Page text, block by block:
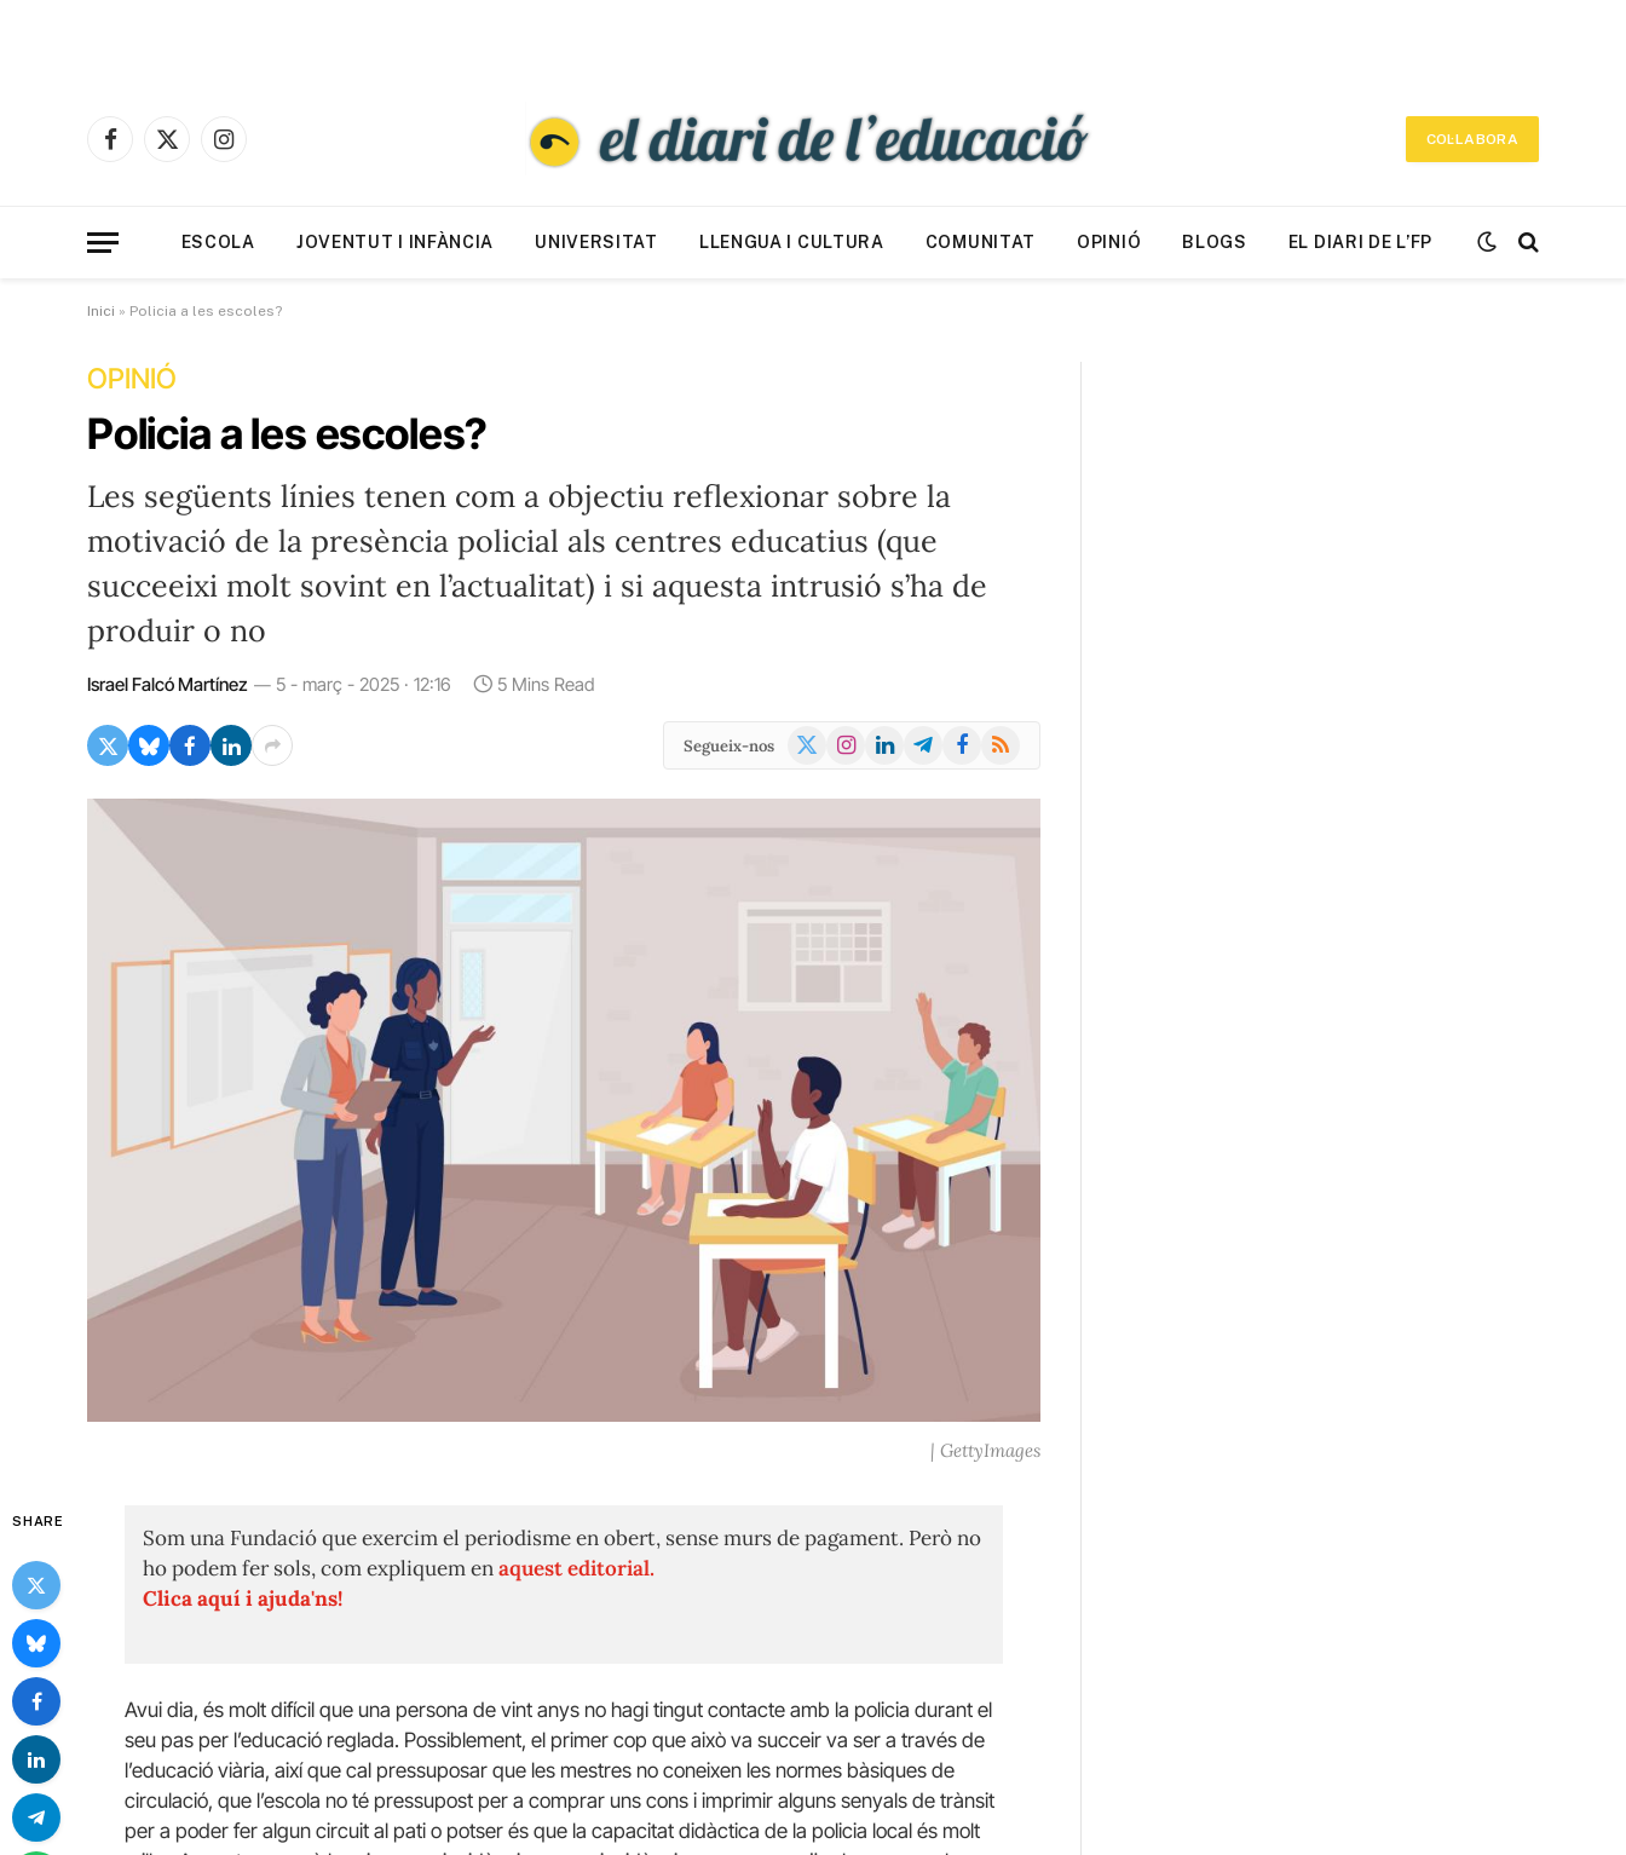
Facebook
X
Instagram
COL·LABORA
ESCOLA JOVENTUT I INFÀNCIA UNIVERSITAT LLENGUA I CULTURA COMUNITAT OPINIÓ BLOGS EL DIARI DE L’FP
Inici » Policia a les escoles?
OPINIÓ
Policia a les escoles?
Les següents línies tenen com a objectiu reflexionar sobre la
motivació de la presència policial als centres educatius (que
succeeixi molt sovint en l’actualitat) i si aquesta intrusió s’ha de
produir o no
Israel Falcó Martínez 5 - març - 2025 · 12:16 5 Mins Read
Segueix-nos
X
Instagram
LinkedInTelegramFacebook
RSS
| GettyImages
SHARE
Som una Fundació que exercim el periodisme en obert, sense murs de pagament. Però no
ho podem fer sols, com expliquem enaquest editorial.
Clica aquí i ajuda'ns!
Avui dia, és molt difícil que una persona de vint anys no hagi tingut contacte amb la policia durant el
seu pas per l’educació reglada. Possiblement, el primer cop que això va succeir va ser a través de
l’educació viària, així que cal pressuposar que les mestres no coneixen les normes bàsiques de
circulació, que l’escola no té pressupost per a comprar uns cons i imprimir alguns senyals de trànsit
per a poder fer algun circuit al pati o potser és que la capacitat didàctica de la policia local és molt